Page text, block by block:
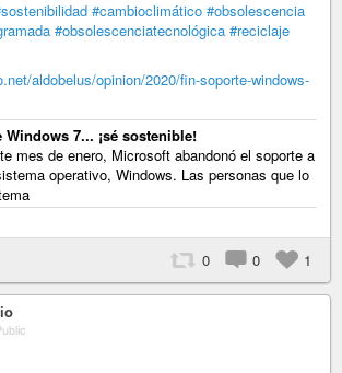
#cambioclimático #obsolescencia
#obsolescenciatecnológica #reciclaje
aldobelus/opinion/2020/fin-soporte-windows-
7... ¡sé sostenible!
mes de enero, Microsoft abandonó el soporte a
operativo, Windows. Las personas que lo
0 0 1